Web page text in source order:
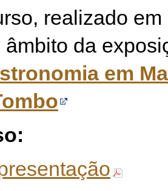
realizado
âmbito da
em